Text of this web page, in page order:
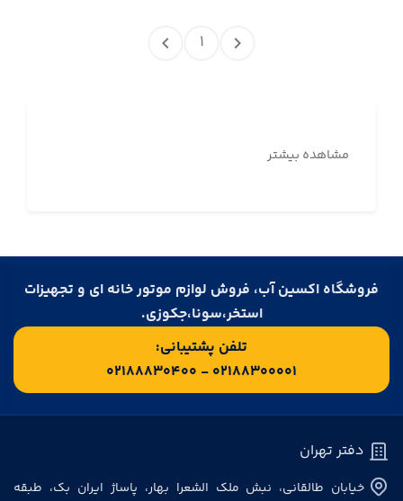
۱
مشاهده بیشتر
فروشگاه اکسین آب، فروش لوازم موتور خانه ای و تجهیزات
استخر،سونا،جکوزی.
تلفن پشتیبانی:
۰۲۱۸۸۳۰۰۰۰۱ - ۰۲۱۸۸۸۳۰۴۰۰
دفتر تهران
خیابان طالقانی، نبش ملک الشعرا بهار، پاساژ ایران بک، طبقه